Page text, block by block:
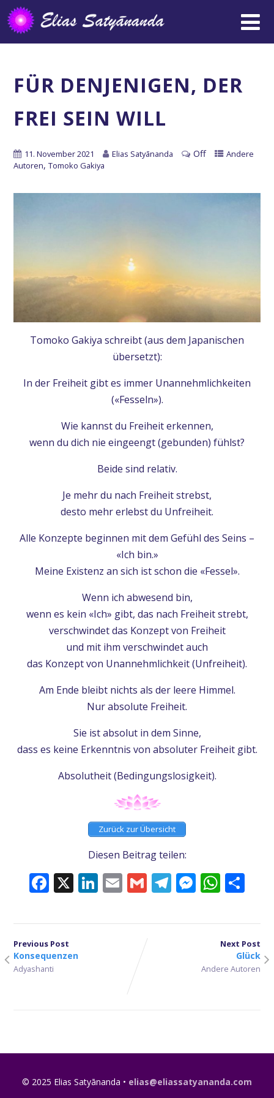
FÜR DENJENIGEN, DER
FREI SEIN WILL
11. November 2021 Elias Satyānanda Off
Andere
Autoren, Tomoko Gakiya
Tomoko Gakiya schreibt (aus dem Japanischen
übersetzt):
In der Freiheit gibt es immer Unannehmlichkeiten
(«Fesseln»).
Wie kannst du Freiheit erkennen,
wenn du dich nie eingeengt (gebunden) fühlst?
Beide sind relativ.
Je mehr du nach Freiheit strebst,
desto mehr erlebst du Unfreiheit.
Alle Konzepte beginnen mit dem Gefühl des Seins –
«Ich bin.»
Meine Existenz an sich ist schon die «Fessel».
Wenn ich abwesend bin,
wenn es kein «Ich» gibt, das nach Freiheit strebt,
verschwindet das Konzept von Freiheit
und mit ihm verschwindet auch
das Konzept von Unannehmlichkeit (Unfreiheit).
Am Ende bleibt nichts als der leere Himmel.
Nur absolute Freiheit.
Sie ist absolut in dem Sinne,
dass es keine Erkenntnis von absoluter Freiheit gibt.
Absolutheit (Bedingungslosigkeit).
Zurück zur Übersicht
Diesen Beitrag teilen:
Facebook
X LinkedIn
EmailGmailTelegram
Previous Post
Konsequenzen
Adyashanti
Next Post
Glück
Andere Autoren
© 2025 Elias Satyānanda • elias@eliassatyananda.com